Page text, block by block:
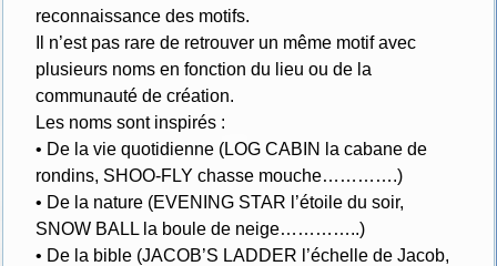
reconnaissance des motifs.
Il n’est pas rare de retrouver un même motif avec
plusieurs noms en fonction du lieu ou de la
communauté de création.
Les noms sont inspirés :
• De la vie quotidienne (LOG CABIN la cabane de
rondins, SHOO-FLY chasse mouche………….)
• De la nature (EVENING STAR l’étoile du soir,
SNOW BALL la boule de neige…………..)
• De la bible (JACOB’S LADDER l’échelle de Jacob,